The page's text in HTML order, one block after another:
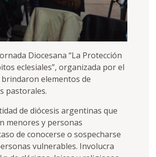
Diocesana “La Protección
eclesiales”, organizada por el
elementos de
pastorales.
de diócesis argentinas que
menores y personas
de conocerse o sospecharse
vulnerables. Involucra